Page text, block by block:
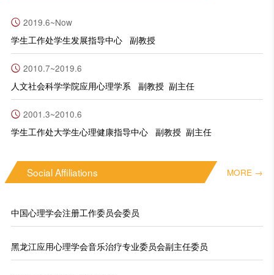
2019.6~Now
学生工作处学生发展指导中心 副教授
2010.7~2019.6
人文社会科学学院应用心理学系 副教授 副主任
2001.3~2010.6
学生工作处大学生心理健康指导中心 副教授 副主任
Social Affiliations MORE →
中国心理学会注册工作委员会委员
黑龙江应用心理学会音乐治疗专业委员会副主任委员